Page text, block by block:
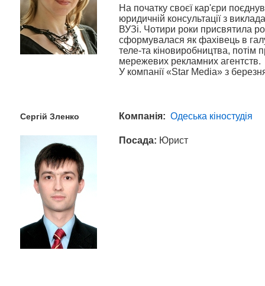
На початку своєї кар'єри
юридичній консультації з
ВУЗі. Чотири роки присвятила
сформувалася як фахівець в
теле-та кіновиробництва, потім
мережевих рекламних агентств.
У компанії «Star Media» з
Сергій Зленко Компанія: Одеська кіностудія
Посада: Юрист